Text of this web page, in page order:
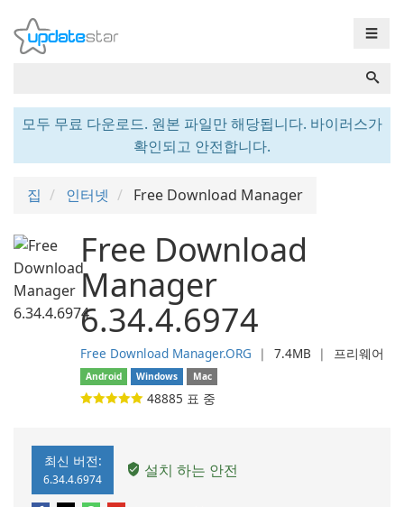
☰
모두 무료 다운로드. 원본 파일만 해당됩니다. 바이러스가
확인되고 안전합니다.
집 인터넷 Free Download Manager
Free Download
Manager
6.34.4.6974
Free Download Manager.ORG ❘ 7.4MB ❘ 프리웨어
Android Windows Mac
48885 표 중
최신 버전:
6.34.4.6974 설치 하는 안전